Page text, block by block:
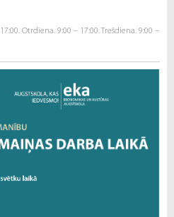
Otrdiena. 9:00 – 17:00. Trešdiena. 9:00 –